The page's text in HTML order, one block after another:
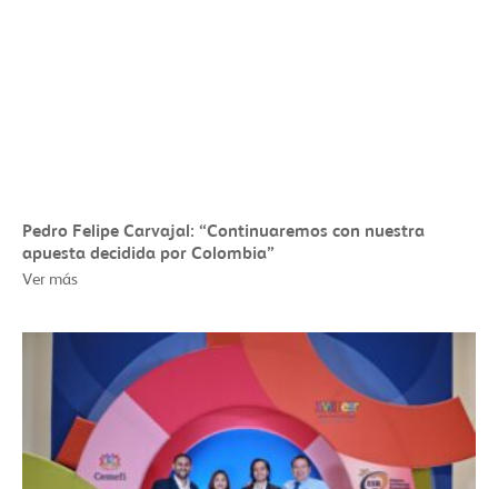
Pedro Felipe Carvajal: “Continuaremos con nuestra
apuesta decidida por Colombia”
Ver más